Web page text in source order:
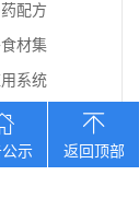
配方
材集
系统
示 返回顶部